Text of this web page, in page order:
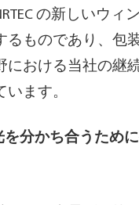
の新しいウィ
るものであり、包
における当社の継
います。
を分かち合うため